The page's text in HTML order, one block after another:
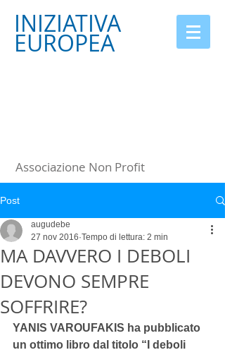
INIZIATIVA
EUROPEA
Associazione Non Profit
Post
MA DAVVERO I DEBOLI
DEVONO SEMPRE
SOFFRIRE?
augudebe
27 nov 2016 Tempo di lettura: 2 min
YANIS VAROUFAKIS ha pubblicato
un ottimo libro dal titolo “I deboli